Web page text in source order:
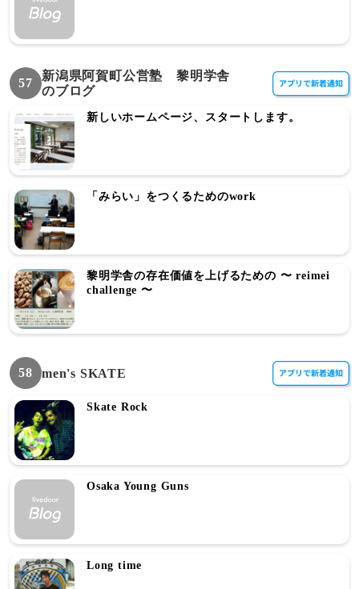
57
新潟県阿賀町公営塾 黎明学舎
のブログ
新しいホームページ、スタートします。
「みらい」をつくるためのwork
黎明学舎の存在価値を上げるための 〜 reimei
challenge 〜
58 men's SKATE
Skate Rock
Osaka Young Guns
Long time